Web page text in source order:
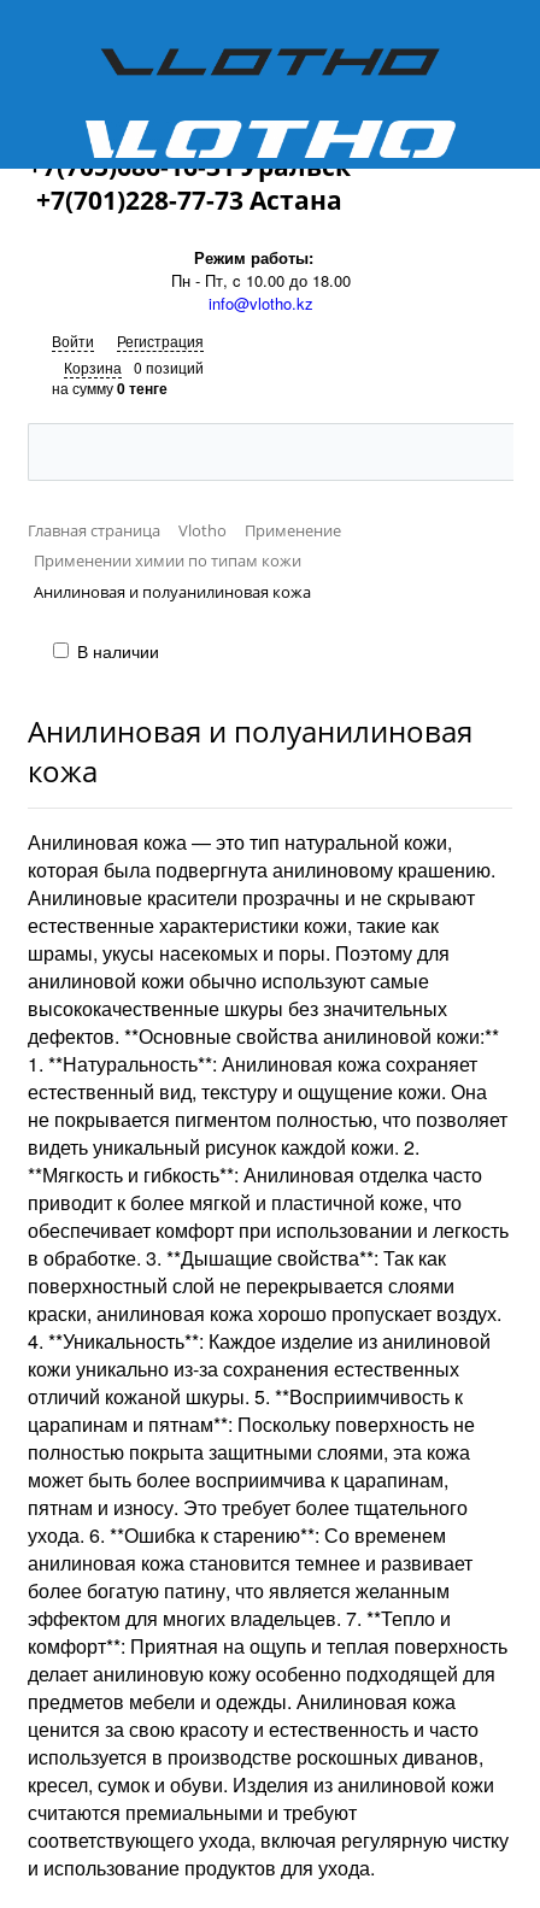
+7(701)228-77-73
+7(705)686-16-31 Уральск
+7(701)228-77-73 Астана
Режим работы:
Пн - Пт, c 10.00 до 18.00
info@vlotho.kz
Войти
Регистрация
Корзина
0 позиций
на сумму0 тенге
Главная страница Vlotho
Применение
Применении химии по типам кожи
Анилиновая и полуанилиновая кожа
В наличии
Анилиновая и полуанилиновая
кожа
Анилиновая кожа — это тип натуральной кожи,
которая была подвергнута анилиновому крашению.
Анилиновые красители прозрачны и не скрывают
естественные характеристики кожи, такие как
шрамы, укусы насекомых и поры. Поэтому для
анилиновой кожи обычно используют самые
высококачественные шкуры без значительных
дефектов. **Основные свойства анилиновой кожи:**
1. **Натуральность**: Анилиновая кожа сохраняет
естественный вид, текстуру и ощущение кожи. Она
не покрывается пигментом полностью, что позволяет
видеть уникальный рисунок каждой кожи. 2.
**Мягкость и гибкость**: Анилиновая отделка часто
приводит к более мягкой и пластичной коже, что
обеспечивает комфорт при использовании и легкость
в обработке. 3. **Дышащие свойства**: Так как
поверхностный слой не перекрывается слоями
краски, анилиновая кожа хорошо пропускает воздух.
4. **Уникальность**: Каждое изделие из анилиновой
кожи уникально из-за сохранения естественных
отличий кожаной шкуры. 5. **Восприимчивость к
царапинам и пятнам**: Поскольку поверхность не
полностью покрыта защитными слоями, эта кожа
может быть более восприимчива к царапинам,
пятнам и износу. Это требует более тщательного
ухода. 6. **Ошибка к старению**: Со временем
анилиновая кожа становится темнее и развивает
более богатую патину, что является желанным
эффектом для многих владельцев. 7. **Тепло и
комфорт**: Приятная на ощупь и теплая поверхность
делает анилиновую кожу особенно подходящей для
предметов мебели и одежды. Анилиновая кожа
ценится за свою красоту и естественность и часто
используется в производстве роскошных диванов,
кресел, сумок и обуви. Изделия из анилиновой кожи
считаются премиальными и требуют
соответствующего ухода, включая регулярную чистку
и использование продуктов для ухода.